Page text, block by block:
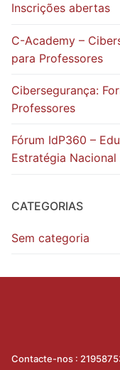
Inscrições abertas
C-Academy –
para Professores
Cibersegurança:
Professores
Fórum IdP360 –
Estratégia
CATEGORIAS
Sem categoria
Contacte-nos :